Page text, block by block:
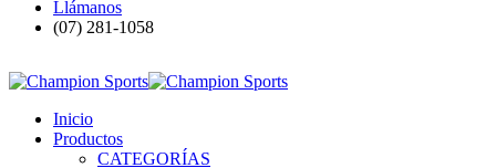
Llámanos
(07) 281-1058
Inicio
Productos
CATEGORÍAS